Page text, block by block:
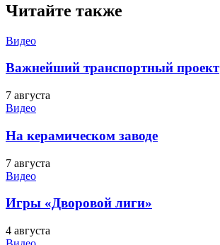
Читайте также
Видео
Важнейший транспортный проект
7 августа
Видео
На керамическом заводе
7 августа
Видео
Игры «Дворовой лиги»
4 августа